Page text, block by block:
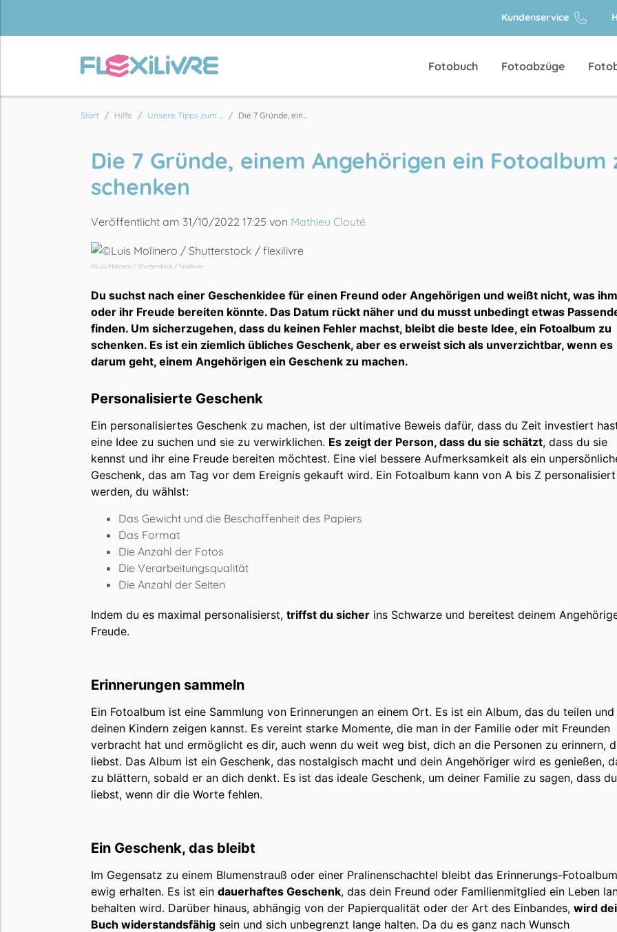
Kundenservice
Fotobuch Fotoabzüge
Start Hilfe Unsere Tipps zum ... Die 7 Gründe, ein...
Die 7 Gründe, einem Angehörigen ein Fotoalbum
schenken
Veröffentlicht am 31/10/2022 17:25 von Mathieu Clouté
©Luis Molinero / Shutterstock / flexilivre
Du suchst nach einer Geschenkidee für einen Freund oder Angehörigen und weißt nicht, was ihm
oder ihr Freude bereiten könnte. Das Datum rückt näher und du musst unbedingt etwas
finden. Um sicherzugehen, dass du keinen Fehler machst, bleibt die beste Idee, ein Fotoalbum zu
schenken. Es ist ein ziemlich übliches Geschenk, aber es erweist sich als unverzichtbar, wenn es
darum geht, einem Angehörigen ein Geschenk zu machen.
Personalisierte Geschenk
Ein personalisiertes Geschenk zu machen, ist der ultimative Beweis dafür, dass du Zeit investiert
eine Idee zu suchen und sie zu verwirklichen. Es zeigt der Person, dass du sie schätzt, dass du sie
kennst und ihr eine Freude bereiten möchtest. Eine viel bessere Aufmerksamkeit als ein
Geschenk, das am Tag vor dem Ereignis gekauft wird. Ein Fotoalbum kann von A bis Z personalisiert
werden, du wählst:
Das Gewicht und die Beschaffenheit des Papiers
Das Format
Die Anzahl der Fotos
Die Verarbeitungsqualität
Die Anzahl der Seiten
Indem du es maximal personalisierst, triffst du sicher ins Schwarze und bereitest deinem
Freude.
Erinnerungen sammeln
Ein Fotoalbum ist eine Sammlung von Erinnerungen an einem Ort. Es ist ein Album, das du teilen und
deinen Kindern zeigen kannst. Es vereint starke Momente, die man in der Familie oder mit Freunden
verbracht hat und ermöglicht es dir, auch wenn du weit weg bist, dich an die Personen zu erinnern,
liebst. Das Album ist ein Geschenk, das nostalgisch macht und dein Angehöriger wird es genießen,
zu blättern, sobald er an dich denkt. Es ist das ideale Geschenk, um deiner Familie zu sagen, dass
liebst, wenn dir die Worte fehlen.
Ein Geschenk, das bleibt
Im Gegensatz zu einem Blumenstrauß oder einer Pralinenschachtel bleibt das Erinnerungs-Fotoalbum
ewig erhalten. Es ist ein dauerhaftes Geschenk, das dein Freund oder Familienmitglied ein Leben
behalten wird. Darüber hinaus, abhängig von der Papierqualität oder der Art des Einbandes, wird
Buch widerstandsfähig sein und sich unbegrenzt lange halten. Da du es ganz nach Wunsch